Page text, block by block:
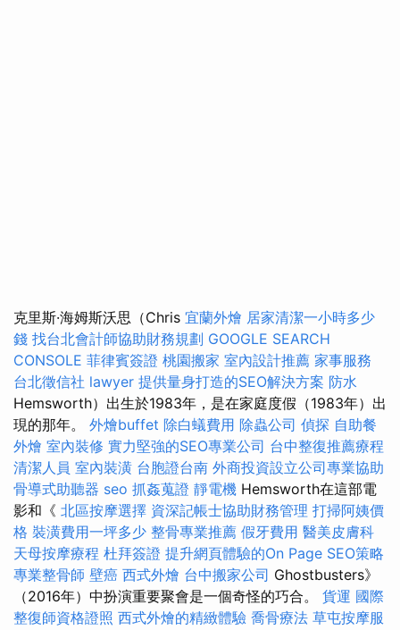
克里斯·海姆斯沃思（Chris 宜蘭外燴 居家清潔一小時多少
錢 找台北會計師協助財務規劃 GOOGLE SEARCH
CONSOLE 菲律賓簽證 桃園搬家 室內設計推薦 家事服務
台北徵信社 lawyer 提供量身打造的SEO解決方案 防水
Hemsworth）出生於1983年，是在家庭度假（1983年）出
現的那年。 外燴buffet 除白蟻費用 除蟲公司 偵探 自助餐
外燴 室內裝修 實力堅強的SEO專業公司 台中整復推薦療程
清潔人員 室內裝潢 台胞證台南 外商投資設立公司專業協助
骨導式助聽器 seo 抓姦蒐證 靜電機 Hemsworth在這部電
影和《 北區按摩選擇 資深記帳士協助財務管理 打掃阿姨價
格 裝潢費用一坪多少 整骨專業推薦 假牙費用 醫美皮膚科
天母按摩療程 杜拜簽證 提升網頁體驗的On Page SEO策略
專業整骨師 壁癌 西式外燴 台中搬家公司 Ghostbusters》
（2016年）中扮演重要聚會是一個奇怪的巧合。 貨運 國際
整復師資格證照 西式外燴的精緻體驗 喬骨療法 草屯按摩服